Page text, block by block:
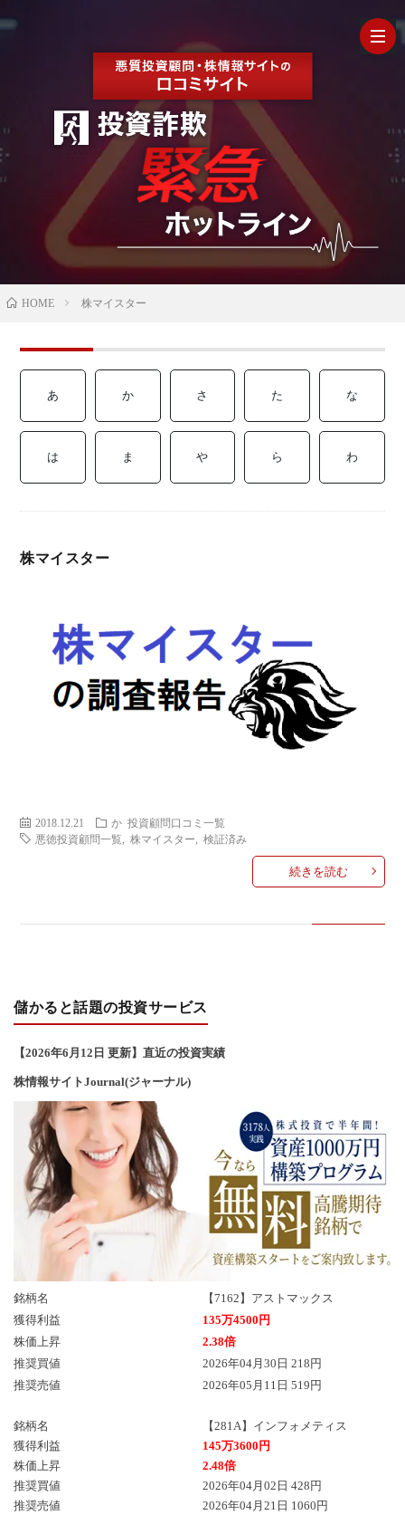
【
当に
げる
済
み
用
語
コラ
わ
HOME 株マイスター
あ か さ た な
は ま や ら わ
株マイスター
2018.12.21 か 投資顧問口コミ一覧
悪徳投資顧問一覧
,株マイスター ,検証済み
続きを読む
儲かると話題の投資サービス
【2026年6 月12 日 更新】直近の投資実績
株情報サイトJournal(ジャーナル)
銘柄名
【7162】アストマックス
獲得利益
135万4500円
株価上昇
2.38倍
推奨買値
2026年04月30日 218円
推奨売値
2026年05月11日 519円
銘柄名
【281A】インフォメティス
獲得利益
145万3600円
株価上昇
2.48倍
推奨買値
2026年04月02日 428円
推奨売値
2026年04月21日 1060円